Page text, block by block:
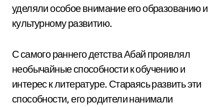
уделяли особое внимание его образованию и
культурному развитию.
С самого раннего детства Абай проявлял
необычайные способности к обучению и
интерес к литературе. Стараясь развить эти
способности, его родители нанимали